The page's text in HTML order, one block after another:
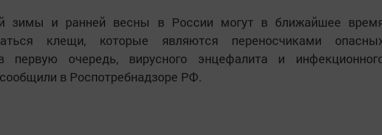
зимы и ранней весны в России могут в ближайшее
клещи, которые являются переносчиками
первую очередь, вирусного энцефалита и
в Роспотребнадзоре РФ.